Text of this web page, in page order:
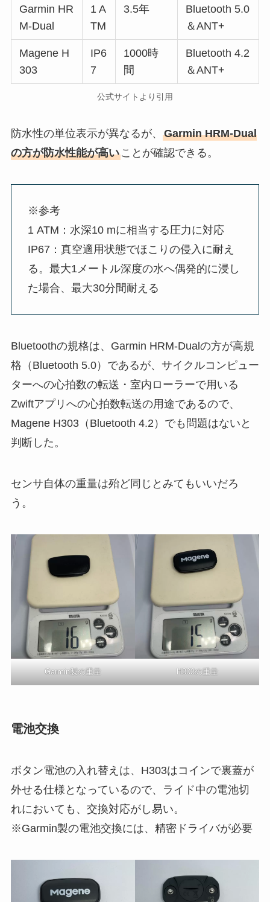
Garmin HR
M-Dual
1 A
TM
3.5年
Bluetooth 5.0
＆ANT+
Magene H
303
IP6
7
1000時
間
Bluetooth 4.2
＆ANT+
公式サイトより引用
防水性の単位表示が異なるが、 Garmin HRM-Dual
の方が防水性能が高いことが確認できる。
※参考
1 ATM：水深10 mに相当する圧力に対応
IP67：真空適用状態でほこりの侵入に耐え
る。最大1メートル深度の水へ偶発的に浸し
た場合、最大30分間耐える
Bluetoothの規格は、Garmin HRM-Dualの方が高規
格（Bluetooth 5.0）であるが、サイクルコンピュー
ターへの心拍数の転送・室内ローラーで用いる
Zwiftアプリへの心拍数転送の用途であるので、
Magene H303（Bluetooth 4.2）でも問題はないと
判断した。
センサ自体の重量は殆ど同じとみてもいいだろ
う。
Garmin製の重量 H303の重量
電池交換
ボタン電池の入れ替えは、H303はコインで裏蓋が
外せる仕様となっているので、ライド中の電池切
れにおいても、交換対応がし易い。
※Garmin製の電池交換には、精密ドライバが必要